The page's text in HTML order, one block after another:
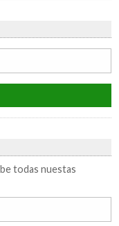
todas nuestas